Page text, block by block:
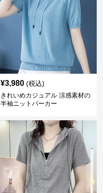
¥3,980 (税込)
きれいめカジュアル 涼感素材の
半袖ニットパーカー